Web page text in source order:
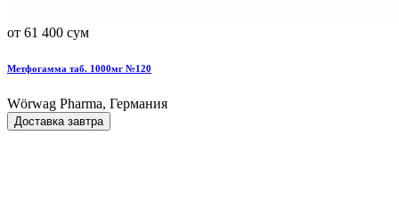
от 61 400 сум
Метфогамма таб. 1000мг №120
Wörwag Pharma, Германия
Доставка завтра